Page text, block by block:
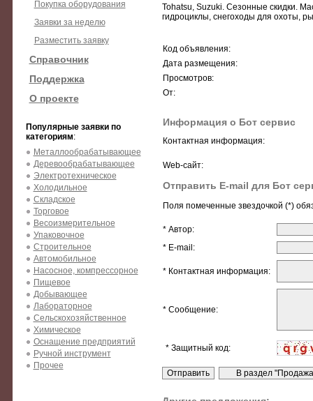
Покупка оборудования
Заявки за неделю
Разместить заявку
Справочник
Поддержка
О проекте
Популярные заявки по
категориям:
Металлообрабатывающее
Деревообрабатывающее
Электротехническое
Холодильное
Складское
Торговое
Весоизмерительное
Упаковочное
Строительное
Автомобильное
Насосное, компрессорное
Пищевое
Добывающее
Лабораторное
Сельскохозяйственное
Химическое
Оснащение предприятий
Ручной инструмент
Прочее
Tohatsu, Suzuki. Сезонные скидки.
гидроциклы, снегоходы для охоты,
Код объявления:
Дата размещения:
Просмотров:
От:
Информация о Бот сервис
Контактная информация:
Web-сайт:
Отправить E-mail для Бот
Поля помеченные звездочкой (*)
* Автор:
* E-mail:
* Контактная информация:
* Сообщение:
* Защитный код: